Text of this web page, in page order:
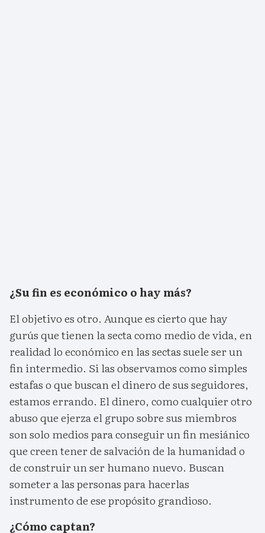
¿Su fin es económico o hay más?
El objetivo es otro. Aunque es cierto que hay
gurús que tienen la secta como medio de vida, en
realidad lo económico en las sectas suele ser un
fin intermedio. Si las observamos como simples
estafas o que buscan el dinero de sus seguidores,
estamos errando. El dinero, como cualquier otro
abuso que ejerza el grupo sobre sus miembros
son solo medios para conseguir un fin mesiánico
que creen tener de salvación de la humanidad o
de construir un ser humano nuevo. Buscan
someter a las personas para hacerlas
instrumento de ese propósito grandioso.
¿Cómo captan?